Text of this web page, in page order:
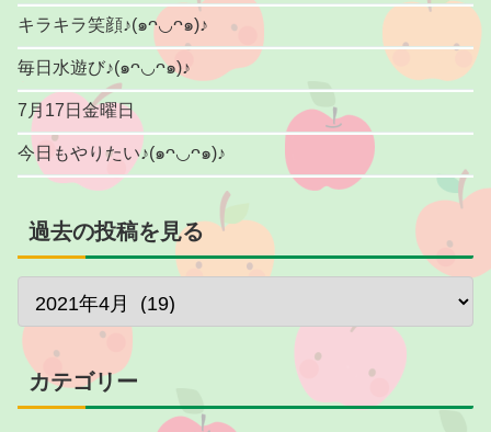
キラキラ笑顔♪(๑ᴖ◡ᴖ๑)♪
毎日水遊び♪(๑ᴖ◡ᴖ๑)♪
7月17日金曜日
今日もやりたい♪(๑ᴖ◡ᴖ๑)♪
過去の投稿を見る
カテゴリー